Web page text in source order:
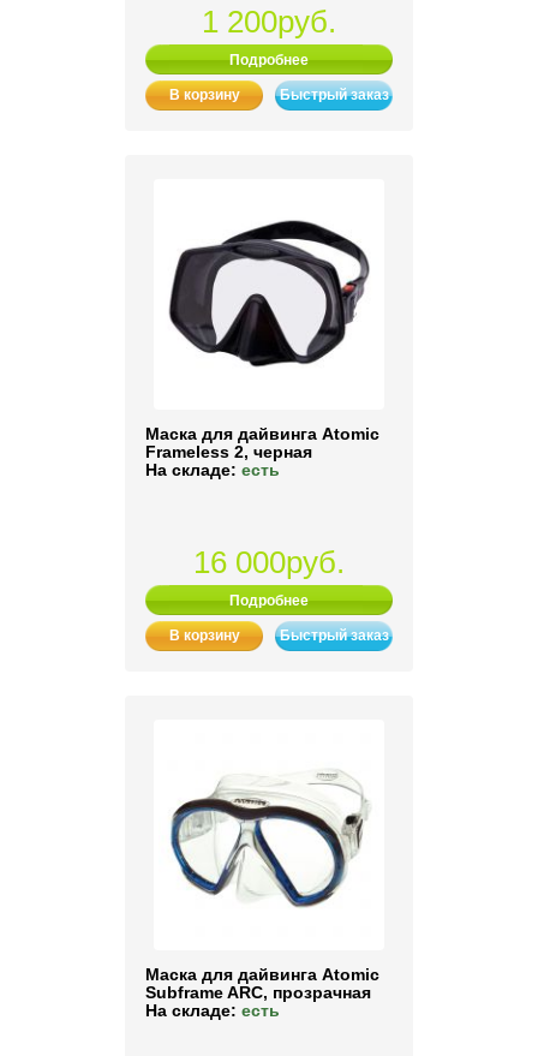
1 200руб.
Подробнее
В корзину Быстрый заказ
Маска для дайвинга Atomic
Frameless 2, черная
На складе: есть
16 000руб.
Подробнее
В корзину Быстрый заказ
Маска для дайвинга Atomic
Subframe ARC, прозрачная
На складе: есть